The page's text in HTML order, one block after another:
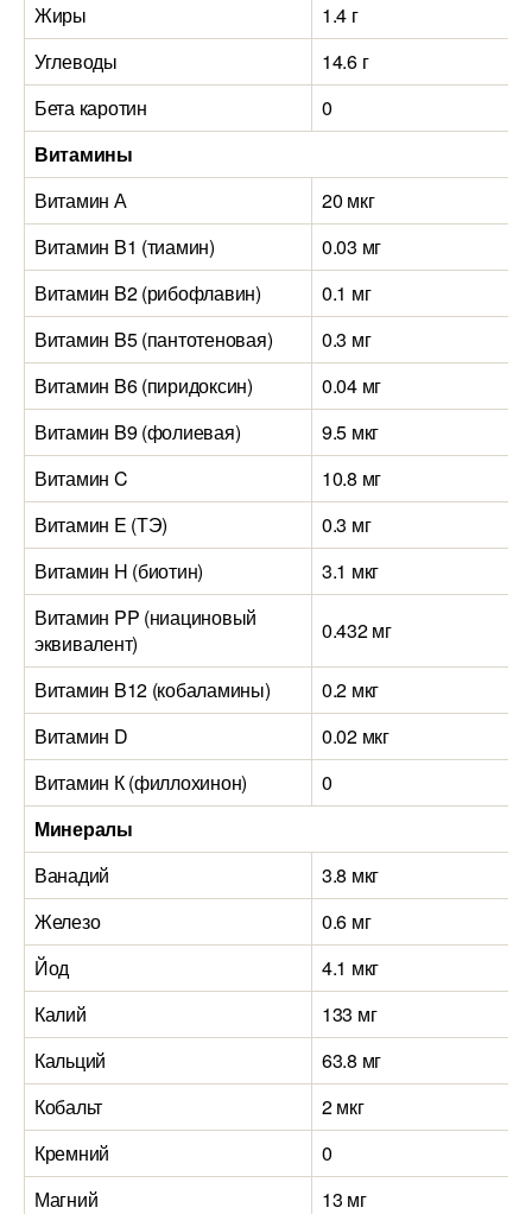
Жиры
1.4 г
Углеводы
14.6 г
Бета каротин
0
Витамины
Витамин А
20 мкг
Витамин B1 (тиамин)
0.03 мг
Витамин B2 (рибофлавин)
0.1 мг
Витамин B5 (пантотеновая)
0.3 мг
Витамин B6 (пиридоксин)
0.04 мг
Витамин B9 (фолиевая)
9.5 мкг
Витамин C
10.8 мг
Витамин E (ТЭ)
0.3 мг
Витамин H (биотин)
3.1 мкг
Витамин PP (ниациновый
эквивалент)
0.432 мг
Витамин B12 (кобаламины)
0.2 мкг
Витамин D
0.02 мкг
Витамин К (филлохинон)
0
Минералы
Ванадий
3.8 мкг
Железо
0.6 мг
Йод
4.1 мкг
Калий
133 мг
Кальций
63.8 мг
Кобальт
2 мкг
Кремний
0
Магний
13 мг